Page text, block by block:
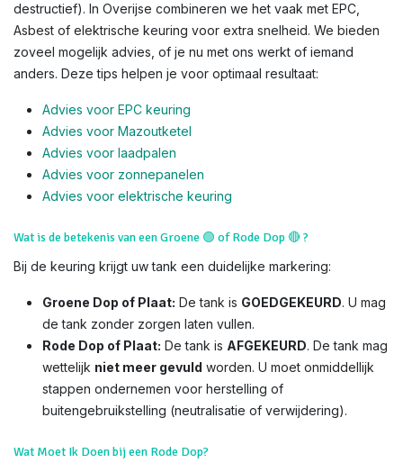
destructief). In Overijse combineren we het vaak met EPC,
Asbest of elektrische keuring voor extra snelheid. We bieden
zoveel mogelijk advies, of je nu met ons werkt of iemand
anders. Deze tips helpen je voor optimaal resultaat:
Advies voor EPC keuring
Advies voor Mazoutketel
Advies voor laadpalen
Advies voor zonnepanelen
Advies voor elektrische keuring
Wat is de betekenis van een Groene 🟢 of Rode Dop🔴?
Bij de keuring krijgt uw tank een duidelijke markering:
Groene Dop of Plaat: De tank is GOEDGEKEURD. U mag
de tank zonder zorgen laten vullen.
Rode Dop of Plaat: De tank is AFGEKEURD. De tank mag
wettelijk niet meer gevuld worden. U moet onmiddellijk
stappen ondernemen voor herstelling of
buitengebruikstelling (neutralisatie of verwijdering).
Wat Moet Ik Doen bij een Rode Dop?